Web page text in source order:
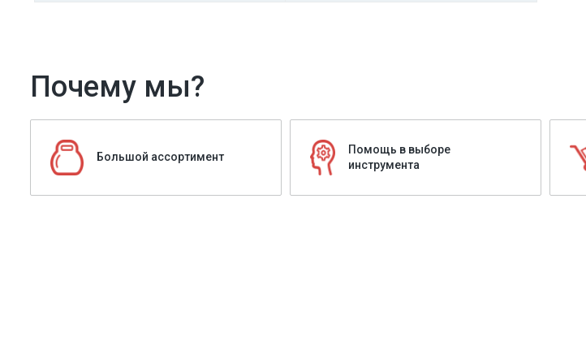
Почему мы?
Большой ассортимент
Помощь в выборе
инструмента